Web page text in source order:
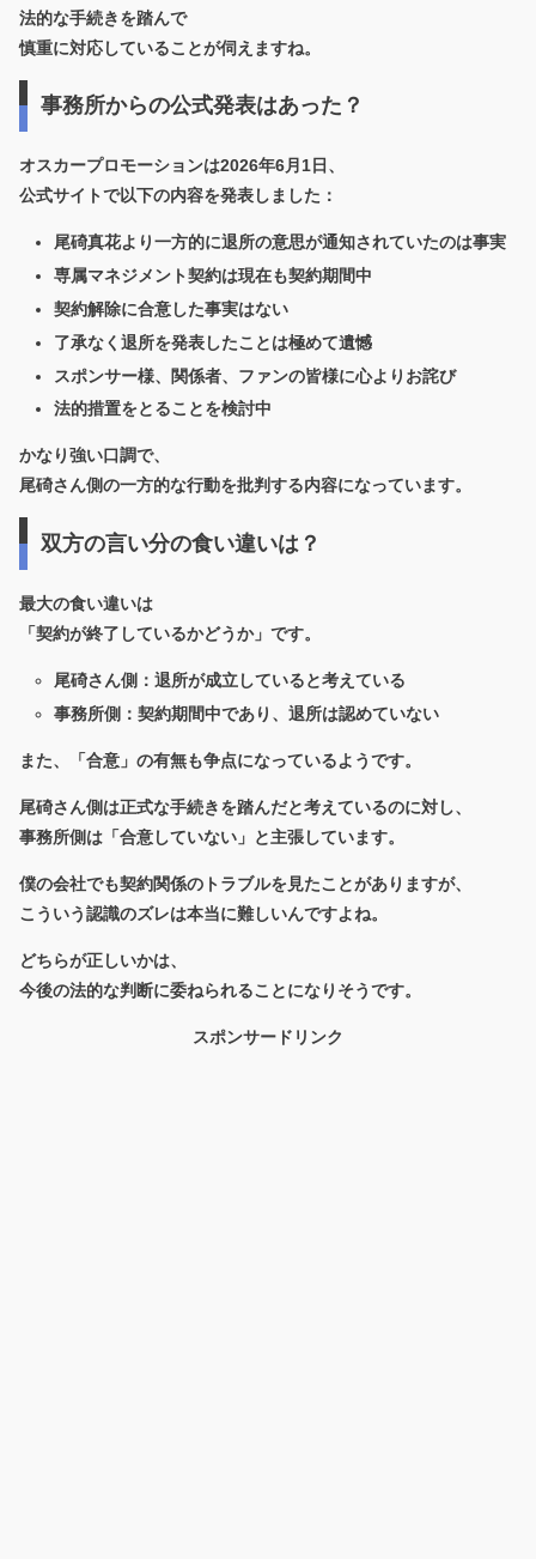
法的な手続きを踏んで
慎重に対応していることが伺えますね。
事務所からの公式発表はあった？
オスカープロモーションは2026年6月1日、
公式サイトで以下の内容を発表しました：
尾碕真花より一方的に退所の意思が通知されていたのは事実
専属マネジメント契約は現在も契約期間中
契約解除に合意した事実はない
了承なく退所を発表したことは極めて遺憾
スポンサー様、関係者、ファンの皆様に心よりお詫び
法的措置をとることを検討中
かなり強い口調で、
尾碕さん側の一方的な行動を批判する内容になっています。
双方の言い分の食い違いは？
最大の食い違いは
「契約が終了しているかどうか」 です。
尾碕さん側：退所が成立していると考えている
事務所側：契約期間中であり、退所は認めていない
また、「合意」の有無も争点になっているようです。
尾碕さん側は正式な手続きを踏んだと考えているのに対し、
事務所側は「合意していない」と主張しています。
僕の会社でも契約関係のトラブルを見たことがありますが、
こういう認識のズレは本当に難しいんですよね。
どちらが正しいかは、
今後の法的な判断に委ねられることになりそうです。
スポンサードリンク